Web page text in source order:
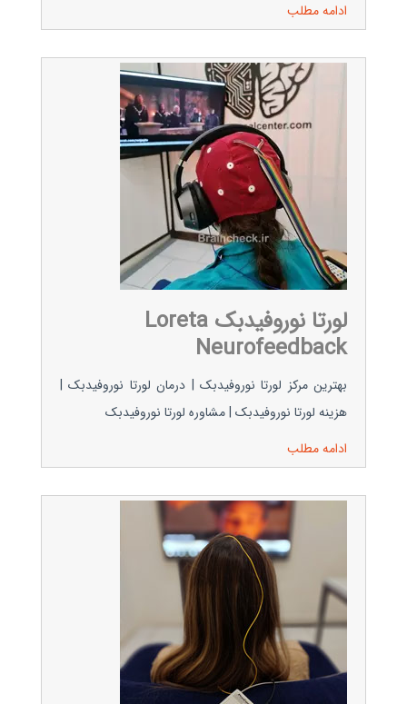
ادامه مطلب
لورتا نوروفیدبک Loreta
Neurofeedback
بهترین مرکز لورتا نوروفیدبک | درمان لورتا نوروفیدبک |
هزینه لورتا نوروفیدبک | مشاوره لورتا نوروفیدبک
ادامه مطلب